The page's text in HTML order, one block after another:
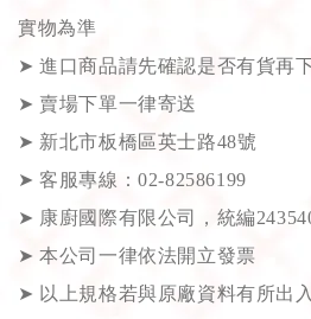
實物為準
➤ 進口商品請先確認是否有貨再
➤ 賣場下單一律寄送
➤ 新北市板橋區英士路48號
➤ 客服專線：02-82586199
➤ 康廚國際有限公司，統編
➤ 本公司一律依法開立發票
➤ 以上規格若與原廠資料有所出